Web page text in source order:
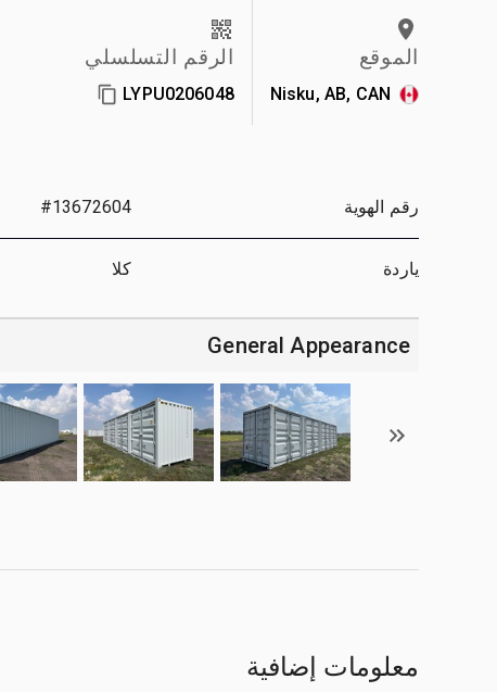
الموقع
Nisku, AB, CAN
الرقم التسلسلي
LYPU0206048
رقم الهوية #13672604
ياردة كلا
General Appearance
معلومات إضافية